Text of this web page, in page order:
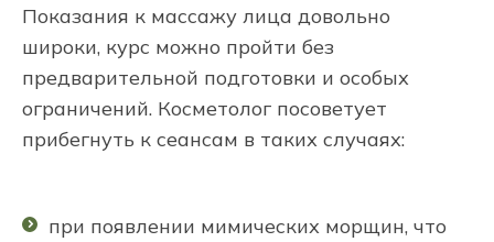
Показания к массажу лица довольно
широки, курс можно пройти без
предварительной подготовки и особых
ограничений. Косметолог посоветует
прибегнуть к сеансам в таких случаях:
при появлении мимических морщин, что